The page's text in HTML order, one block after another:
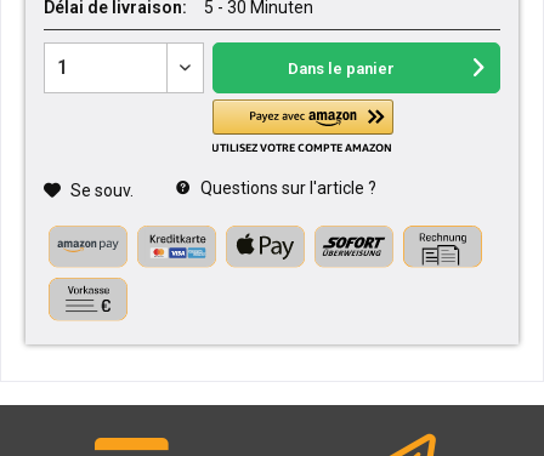
Délai de livraison:
5 - 30 Minuten
Dans le panier
Se souv. Questions sur l'article ?